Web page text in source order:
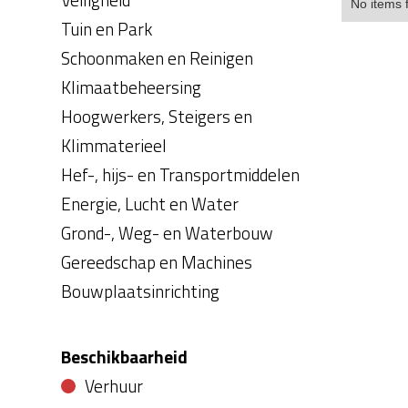
Tuin en Park
Schoonmaken en Reinigen
Klimaatbeheersing
Hoogwerkers, Steigers en
Klimmaterieel
Hef-, hijs- en Transportmiddelen
Energie, Lucht en Water
Grond-, Weg- en Waterbouw
Gereedschap en Machines
Bouwplaatsinrichting
Beschikbaarheid
Verhuur
No items